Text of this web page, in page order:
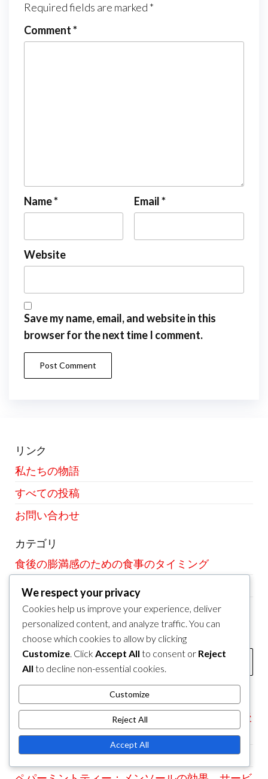
Required fields are marked *
Comment*
Name* Email*
Website
Save my name, email, and website in this
browser for the next time I comment.
リンク
私たちの物語
すべての投稿
お問い合わせ
カテゴリ
食後の膨満感のための食事のタイミング
食後の膨満感を和らげるための戦略
食後の膨満感を引き起こす食品
検索
Search
for:
軽い運動：ウォーキングの利点、持続時間、食後
のタイミング
食事のペース：速度と膨満感への影響
We respect your privacy
Cookies help us improve your experience, deliver
personalized content, and analyze traffic. You can
choose which cookies to allow by clicking
Customize. Click Accept All to consent or Reject
All to decline non-essential cookies.
Customize
Reject All
Accept All